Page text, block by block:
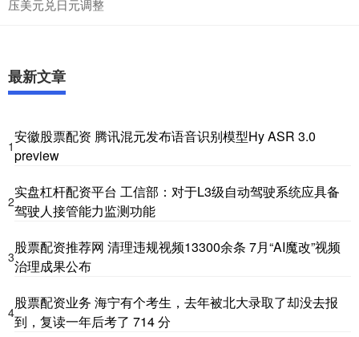
压美元兑日元调整
最新文章
1
安徽股票配资 腾讯混元发布语音识别模型Hy ASR 3.0
preview
2
实盘杠杆配资平台 工信部：对于L3级自动驾驶系统应具备
驾驶人接管能力监测功能
3
股票配资推荐网 清理违规视频13300余条 7月“AI魔改”视频
治理成果公布
4
股票配资业务 海宁有个考生，去年被北大录取了却没去报
到，复读一年后考了 714 分